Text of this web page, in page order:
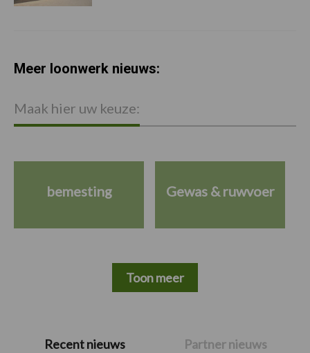
PrimaireRecent nieuws Partner nieuws
Meer loonwerk nieuws:
Maak hier uw keuze:
bemesting Gewas & ruwvoer
Toon meer